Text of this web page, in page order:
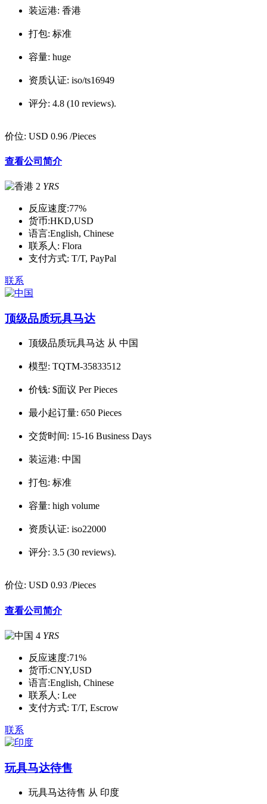
装运港: 香港
打包: 标准
容量: huge
资质认证: iso/ts16949
评分: 4.8 (10 reviews).
价位: USD 0.96 /Pieces
查看公司简介
2 YRS
反应速度:77%
货币:HKD,USD
语言:English, Chinese
联系人: Flora
支付方式: T/T, PayPal
联系
顶级品质玩具马达
顶级品质玩具马达 从 中国
模型: TQTM-35833512
价钱: $面议 Per Pieces
最小起订量: 650 Pieces
交货时间: 15-16 Business Days
装运港: 中国
打包: 标准
容量: high volume
资质认证: iso22000
评分: 3.5 (30 reviews).
价位: USD 0.93 /Pieces
查看公司简介
4 YRS
反应速度:71%
货币:CNY,USD
语言:English, Chinese
联系人: Lee
支付方式: T/T, Escrow
联系
玩具马达待售
玩具马达待售 从 印度